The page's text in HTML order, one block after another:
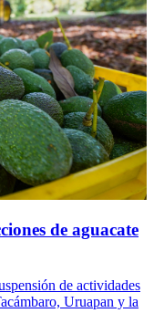
de aguacate
de actividades
Uruapan y la